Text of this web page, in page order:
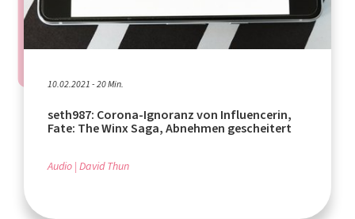
10.02.2021 - 20 Min.
seth987: Corona-Ignoranz von Influencerin,
Fate: The Winx Saga, Abnehmen gescheitert
Audio David Thun